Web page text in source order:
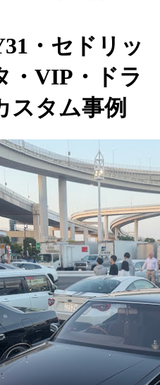
・セドリッ
・VIP・ドラ
スタム事例